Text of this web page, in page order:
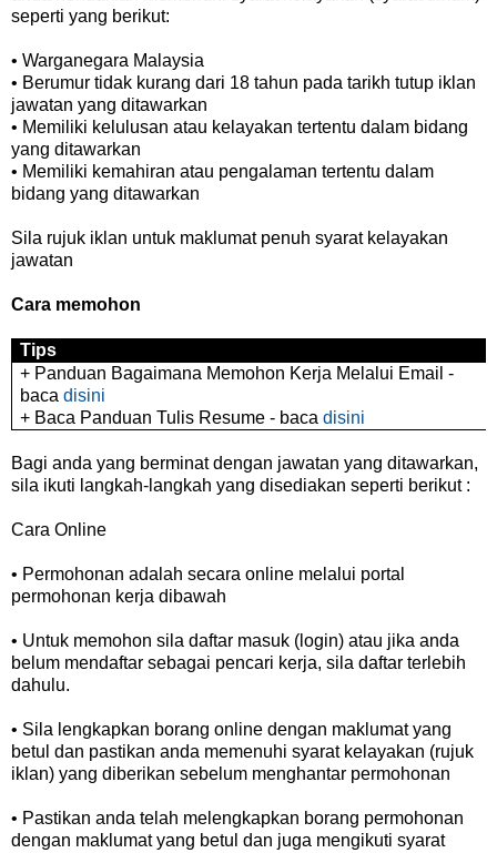
seperti yang berikut:
• Warganegara Malaysia
• Berumur tidak kurang dari 18 tahun pada tarikh tutup iklan
jawatan yang ditawarkan
• Memiliki kelulusan atau kelayakan tertentu dalam bidang
yang ditawarkan
• Memiliki kemahiran atau pengalaman tertentu dalam
bidang yang ditawarkan
Sila rujuk iklan untuk maklumat penuh syarat kelayakan
jawatan
Cara memohon
Tips
+ Panduan Bagaimana Memohon Kerja Melalui Email -
bacadisini
+ Baca Panduan Tulis Resume - bacadisini
Bagi anda yang berminat dengan jawatan yang ditawarkan,
sila ikuti langkah-langkah yang disediakan seperti berikut :
Cara Online
• Permohonan adalah secara online melalui portal
permohonan kerja dibawah
• Untuk memohon sila daftar masuk (login) atau jika anda
belum mendaftar sebagai pencari kerja, sila daftar terlebih
dahulu.
• Sila lengkapkan borang online dengan maklumat yang
betul dan pastikan anda memenuhi syarat kelayakan (rujuk
iklan) yang diberikan sebelum menghantar permohonan
• Pastikan anda telah melengkapkan borang permohonan
dengan maklumat yang betul dan juga mengikuti syarat